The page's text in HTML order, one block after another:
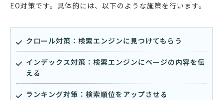
EO対策です。具体的には、以下のような施策を行います。
クロール対策：検索エンジンに見つけてもらう
インデックス対策：検索エンジンにページの内容を伝
える
ランキング対策：検索順位をアップさせる